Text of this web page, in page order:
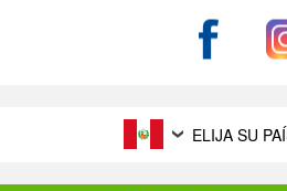
ELIJA SU